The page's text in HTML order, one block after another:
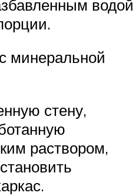
водой
минеральной
стену,
раствором,